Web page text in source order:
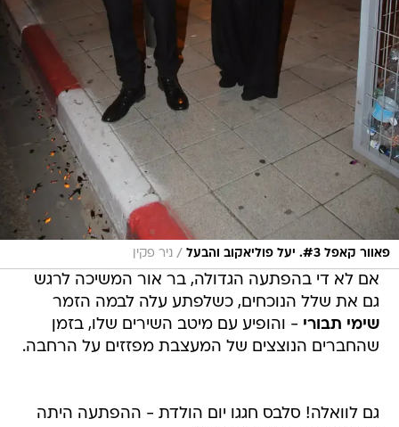
פאוור קאפל #3. יעל פוליאקוב והבעל / ניר פקין
אם לא די בהפתעה הגדולה, בר אור המשיכה לרגש
גם את שלל הנוכחים, כשלפתע עלה לבמה הזמר
שימי תבורי - והופיע עם מיטב השירים שלו, בזמן
שהחברים הנוצצים של המעצבת מפזזים על הרחבה.
גם לוואלה! סלבס חגגו יום הולדת - ההפתעה היתה